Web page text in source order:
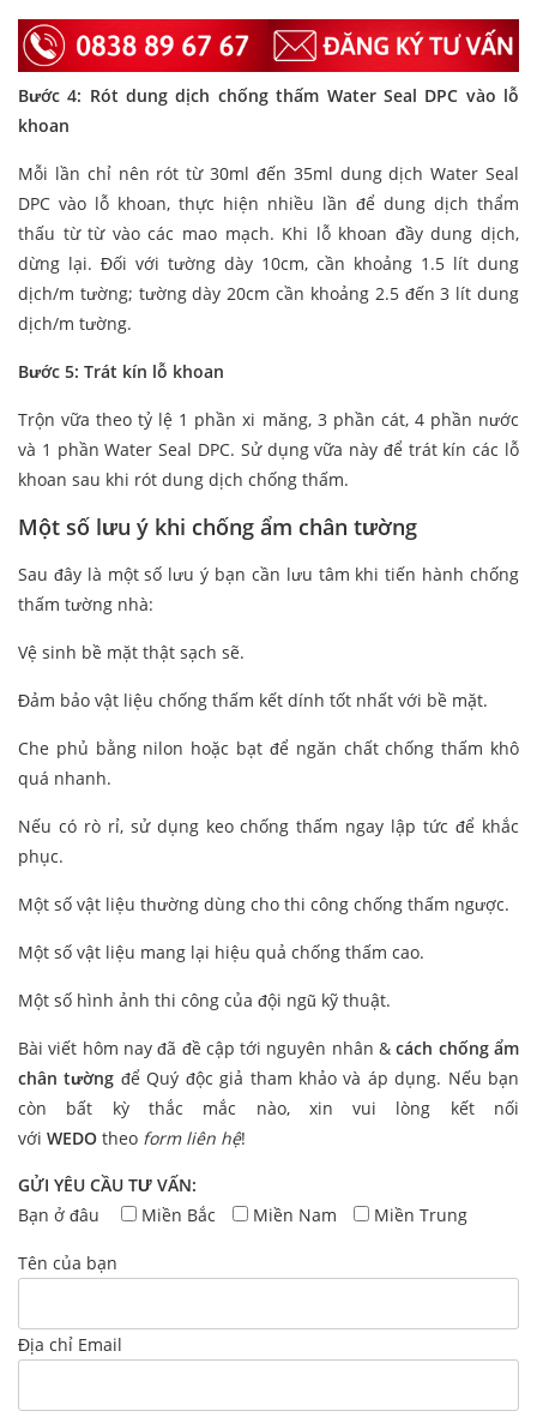
Bước 4: Rót dung dịch chống thấm Water Seal DPC vào lỗ
khoan
Mỗi lần chỉ nên rót từ 30ml đến 35ml dung dịch Water Seal
DPC vào lỗ khoan, thực hiện nhiều lần để dung dịch thẩm
thấu từ từ vào các mao mạch. Khi lỗ khoan đầy dung dịch,
dừng lại. Đối với tường dày 10cm, cần khoảng 1.5 lít dung
dịch/m tường; tường dày 20cm cần khoảng 2.5 đến 3 lít dung
dịch/m tường.
Bước 5: Trát kín lỗ khoan
Trộn vữa theo tỷ lệ 1 phần xi măng, 3 phần cát, 4 phần nước
và 1 phần Water Seal DPC. Sử dụng vữa này để trát kín các lỗ
khoan sau khi rót dung dịch chống thấm.
Một số lưu ý khi chống ẩm chân tường
Sau đây là một số lưu ý bạn cần lưu tâm khi tiến hành chống
thấm tường nhà:
Vệ sinh bề mặt thật sạch sẽ.
Đảm bảo vật liệu chống thấm kết dính tốt nhất với bề mặt.
Che phủ bằng nilon hoặc bạt để ngăn chất chống thấm khô
quá nhanh.
Nếu có rò rỉ, sử dụng keo chống thấm ngay lập tức để khắc
phục.
Một số vật liệu thường dùng cho thi công chống thấm ngược.
Một số vật liệu mang lại hiệu quả chống thấm cao.
Một số hình ảnh thi công của đội ngũ kỹ thuật.
Bài viết hôm nay đã đề cập tới nguyên nhân &cách chống ẩm
chân tường để Quý độc giả tham khảo và áp dụng. Nếu bạn
còn bất kỳ thắc mắc nào, xin vui lòng kết nối
với WEDO theo form liên hệ!
GỬI YÊU CẦU TƯ VẤN:
Bạn ở đâu
Miền Bắc Miền Nam Miền Trung
Tên của bạn
Địa chỉ Email